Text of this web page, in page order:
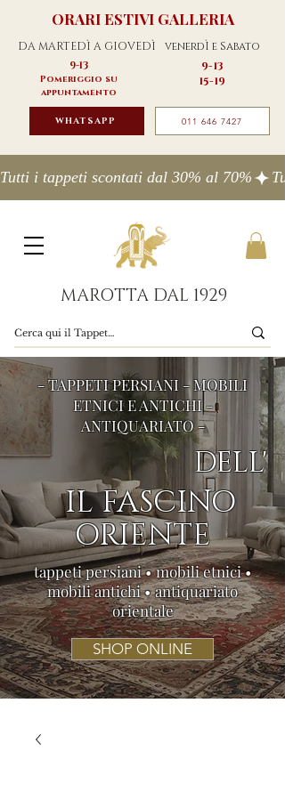
ORARI ESTIVI GALLERIA
DA MARTEDÌ A GIOVEDÌ venerdÌ e Sabato
9-13
Pomeriggio su
appuntamento
9-13
15-19
WHATSAPP 011 646 7427
Tutti i tappeti scontati dal 30% al 70%
MAROTTA DAL 1929
- TAPPETI PERSIANI - MOBILI
ETNICI E ANTICHI -
ANTIQUARIATO -
DELL'
IL FASCINO
ORIENTE
tappeti persiani • mobili etnici •
mobili antichi • antiquariato
orientale
SHOP ONLINE